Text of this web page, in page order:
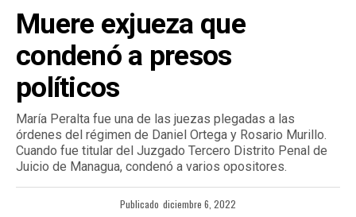
Muere exjueza que
condenó a presos
políticos
María Peralta fue una de las juezas plegadas a las
órdenes del régimen de Daniel Ortega y Rosario Murillo.
Cuando fue titular del Juzgado Tercero Distrito Penal de
Juicio de Managua, condenó a varios opositores.
Publicado diciembre 6, 2022